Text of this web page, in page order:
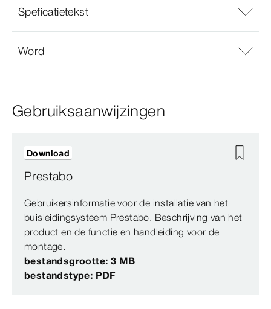
Speficatietekst
Word
Gebruiksaanwijzingen
Prestabo
Gebruikersinformatie voor de installatie van het
buisleidingsysteem Prestabo. Beschrijving van het
product en de functie en handleiding voor de
montage.
bestandsgrootte: 3 MB
bestandstype: PDF
Download